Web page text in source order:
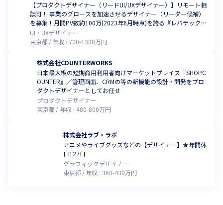
【プロダクトデザイナー（リードUI/UXデザイナー）】リモート相
談可！ 事業のグロースを加速させるデザイナー（リーダー候補）
を募集！月間PV数約100万(2023年6月時点)を誇る『レバテック』
など、自社サービスの最適化をおまかせ
UI・UXデザイナー
東京都
年収 : 700-1300万円
株式会社COUNTERWORKS
日本最大級の短期商用利用者向けマーケットプレイス『SHOPC
OUNTER』／管理画面、CRMの等の新機能の設計・開発をプロ
ダクトデザイナーとしてお任せ
プロダクトデザイナー
東京都
年収 : 480-800万円
株式会社ラブ・ラボ
アニメやライブグッズなどの【デザイナー】★年間休
日127日
グラフィックデザイナー
東京都
年収 : 360-430万円